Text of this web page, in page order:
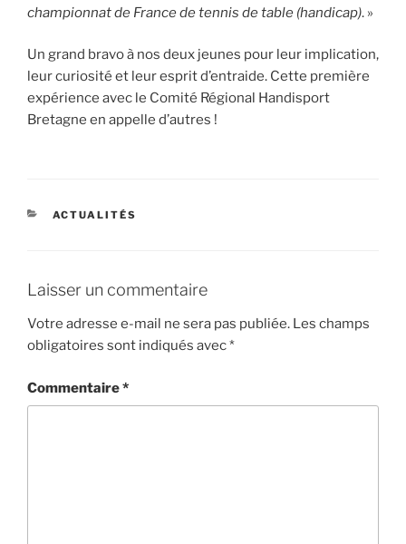
championnat de France de tennis de table (handicap). »
Un grand bravo à nos deux jeunes pour leur implication,
leur curiosité et leur esprit d’entraide. Cette première
expérience avec le Comité Régional Handisport
Bretagne en appelle d’autres !
CATÉGORIES
ACTUALITÉS
Laisser un commentaire
Votre adresse e-mail ne sera pas publiée. Les champs
obligatoires sont indiqués avec*
Commentaire*